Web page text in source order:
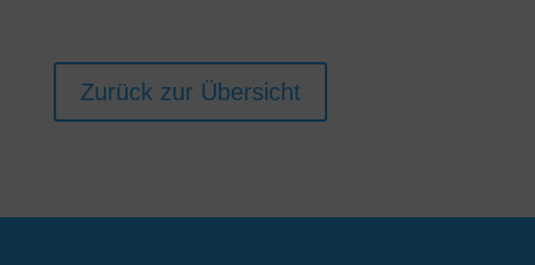
Zurück zur Übersicht